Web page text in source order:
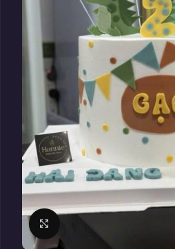
Click to enlarge